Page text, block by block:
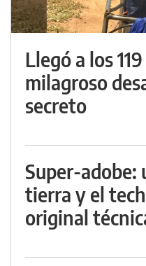
Llegó a los
milagroso
secreto
Super-adobe:
tierra y el
original